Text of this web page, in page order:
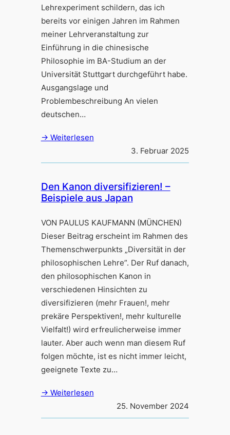
Lehrexperiment schildern, das ich
bereits vor einigen Jahren im Rahmen
meiner Lehrveranstaltung zur
Einführung in die chinesische
Philosophie im BA-Studium an der
Universität Stuttgart durchgeführt habe.
Ausgangslage und
Problembeschreibung An vielen
deutschen…
→ Weiterlesen
3. Februar 2025
Den Kanon diversifizieren! –
Beispiele aus Japan
VON PAULUS KAUFMANN (MÜNCHEN)
Dieser Beitrag erscheint im Rahmen des
Themenschwerpunkts „Diversität in der
philosophischen Lehre”. Der Ruf danach,
den philosophischen Kanon in
verschiedenen Hinsichten zu
diversifizieren (mehr Frauen!, mehr
prekäre Perspektiven!, mehr kulturelle
Vielfalt!) wird erfreulicherweise immer
lauter. Aber auch wenn man diesem Ruf
folgen möchte, ist es nicht immer leicht,
geeignete Texte zu…
→ Weiterlesen
25. November 2024